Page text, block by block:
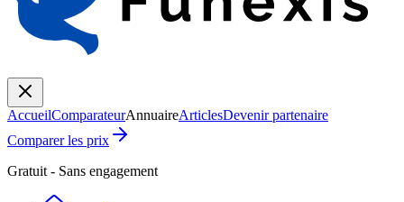
AccueilComparateurAnnuaireArticlesDevenir partenaire
Comparer les prix
Gratuit - Sans engagement